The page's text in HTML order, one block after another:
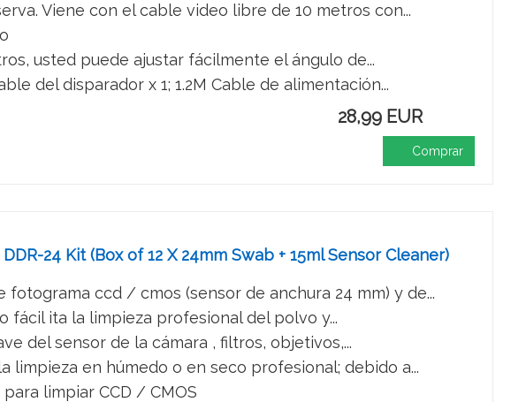
Viene con el cable video libre de 10 metros con...
usted puede ajustar fácilmente el ángulo de...
del disparador x 1; 1.2M Cable de alimentación...
28,99 EUR
Comprar
24 Kit (Box of 12 X 24mm Swab + 15ml Sensor Cleaner)
ccd / cmos (sensor de anchura 24 mm) y de...
ita la limpieza profesional del polvo y...
del sensor de la cámara , filtros, objetivos,...
limpieza en húmedo o en seco profesional; debido a...
limpiar CCD / CMOS